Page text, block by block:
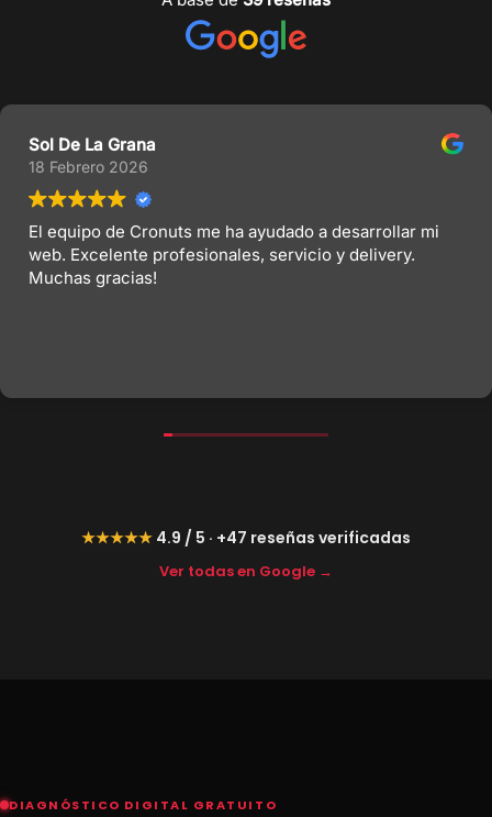
Sol De La Grana
18 Febrero 2026
El equipo de Cronuts me ha ayudado a desarrollar mi
web. Excelente profesionales, servicio y delivery.
Muchas gracias!
★★★★★ 4.9 / 5 · +47 reseñas verificadas
Ver todas en Google →
DIAGNÓSTICO DIGITAL GRATUITO